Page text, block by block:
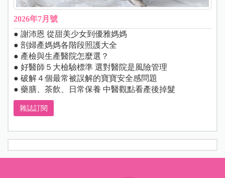
2026年7月號
● 謝沛恩 從甜美少女到優雅媽媽
● 剖婦產媽媽各階段照護大全
● 產檢與生產醫院怎麼選？
● 好醫師５大檢驗標準 選對醫院是風險管理
● 破解４個最常被誤解的寶寶安全感問題
● 藥膳、茶飲、日常保養 中醫觀點看產後掉髮
雜誌訂閱